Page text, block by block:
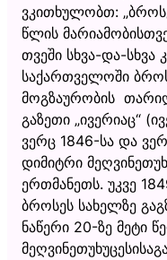
ვკითხულობთ:
წლის
თვეში სხვა-და-სხვა
საქართველოში
მოგზაურობის
გაზეთი „ივერიაც“
ვერც 1846-სა და
დიმიტრი
ერთმანეთს. უკვე
ბროსეს სახელზე
ნაწერი 20-ზე მეტი